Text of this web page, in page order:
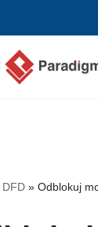
DFD » Odblokuj